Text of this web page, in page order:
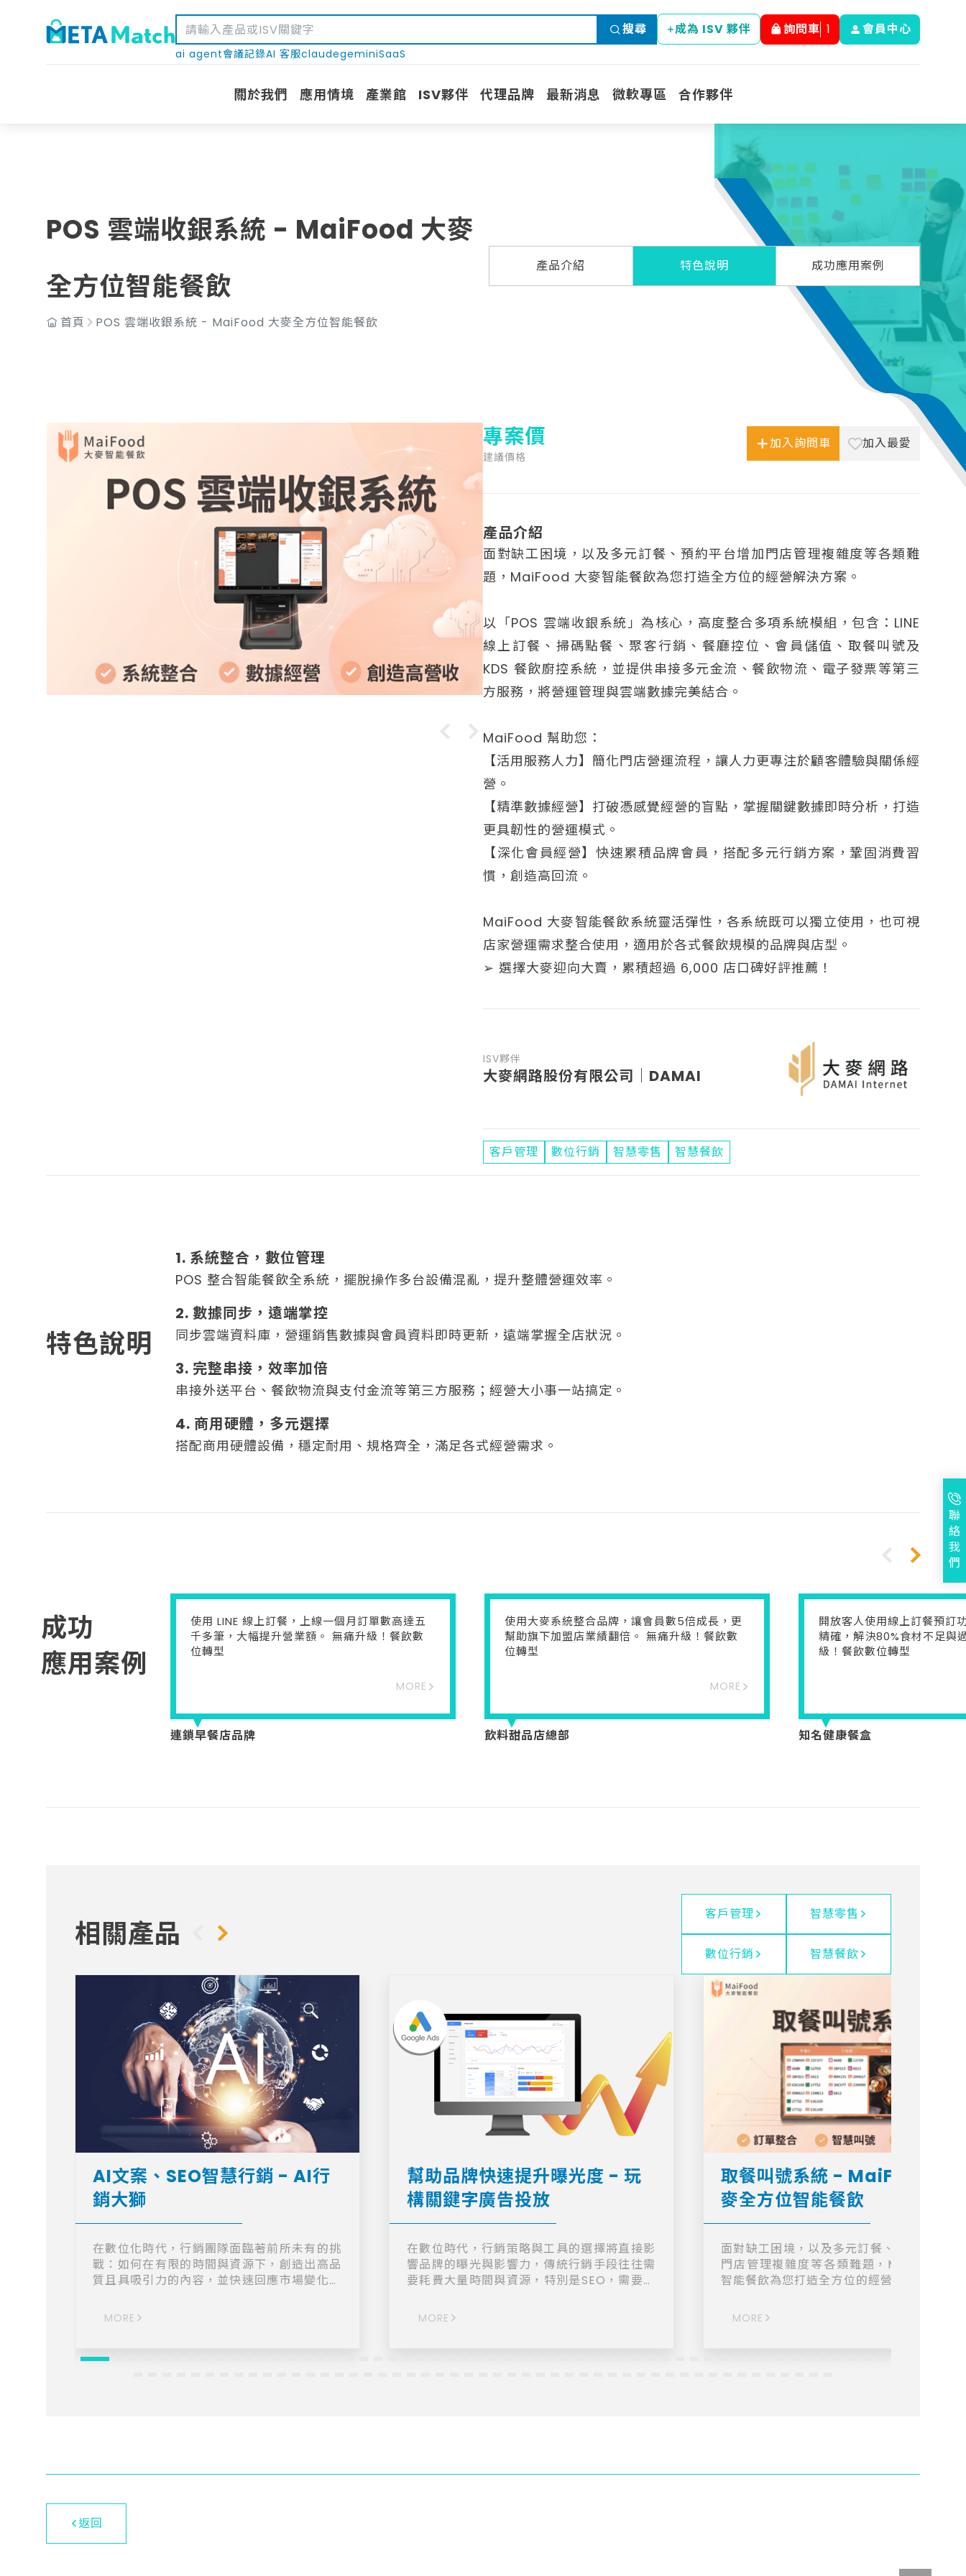
搜尋
ai agent會議記錄AI 客服claudegeminiSaaS
成為 ISV 夥伴 詢問車 1 會員中心
關於我們 應用情境 產業館 ISV夥伴 代理品牌 最新消息 微軟專區 合作夥伴
POS 雲端收銀系統 - MaiFood 大麥
全方位智能餐飲
首頁 POS 雲端收銀系統 - MaiFood 大麥全方位智能餐飲
產品介紹 特色說明 成功應用案例
專案價
建議價格
加入詢問車 加入最愛
產品介紹
面對缺工困境，以及多元訂餐、預約平台增加門店管理複雜度等各類難
題，MaiFood 大麥智能餐飲為您打造全方位的經營解決方案。
以「POS 雲端收銀系統」為核心，高度整合多項系統模組，包含：LINE
線上訂餐、掃碼點餐、聚客行銷、餐廳控位、會員儲值、取餐叫號及
KDS 餐飲廚控系統，並提供串接多元金流、餐飲物流、電子發票等第三
方服務，將營運管理與雲端數據完美結合。
MaiFood 幫助您：
【活用服務人力】簡化門店營運流程，讓人力更專注於顧客體驗與關係經
營。
【精準數據經營】打破憑感覺經營的盲點，掌握關鍵數據即時分析，打造
更具韌性的營運模式。
【深化會員經營】快速累積品牌會員，搭配多元行銷方案，鞏固消費習
慣，創造高回流。
MaiFood 大麥智能餐飲系統靈活彈性，各系統既可以獨立使用，也可視
店家營運需求整合使用，適用於各式餐飲規模的品牌與店型。
➢ 選擇大麥迎向大賣，累積超過 6,000 店口碑好評推薦！
ISV夥伴
大麥網路股份有限公司｜DAMAI
客戶管理 數位行銷 智慧零售 智慧餐飲
特色說明
1. 系統整合，數位管理
POS 整合智能餐飲全系統，擺脫操作多台設備混亂，提升整體營運效率。
2. 數據同步，遠端掌控
同步雲端資料庫，營運銷售數據與會員資料即時更新，遠端掌握全店狀況。
3. 完整串接，效率加倍
串接外送平台、餐飲物流與支付金流等第三方服務；經營大小事一站搞定。
4. 商用硬體，多元選擇
搭配商用硬體設備，穩定耐用、規格齊全，滿足各式經營需求。
成功
應用案例
使用 LINE 線上訂餐，上線一個月訂單數高達五
千多筆，大幅提升營業額。 無痛升級！餐飲數
位轉型
MORE
連鎖早餐店品牌
使用大麥系統整合品牌，讓會員數5倍成長，更
幫助旗下加盟店業績翻倍。 無痛升級！餐飲數
位轉型
MORE
飲料甜品店總部
開放客人使用線上訂餐預訂
精確，解決80%食材不足與
級！餐飲數位轉型
知名健康餐盒
相關產品
客戶管理
數位行銷
智慧零售
智慧餐飲
AI文案、SEO智慧行銷 - AI行
銷大獅
在數位化時代，行銷團隊面臨著前所未有的挑
戰：如何在有限的時間與資源下，創造出高品
質且具吸引力的內容，並快速回應市場變化？
量身打造的智慧行銷方案，它結合了最先進的
與視覺素材，讓品牌在競爭激烈的市場中脫穎
更快推向市場，搶佔先機。 客戶行為分析與策
要。當系統偵測到特定客群對某產品表現出高
度興趣時，會自動生成相應的行銷方案，幫助
團隊精準掌握商機。這種靈活的市場回應能
力，讓企業能夠更快速地調整策略，滿足客戶
MORE
幫助品牌快速提升曝光度 - 玩
構關鍵字廣告投放
在數位時代，行銷策略與工具的選擇將直接影
響品牌的曝光與影響力，傳統行銷手段往往需
要耗費大量時間與資源，特別是SEO，需要長
鍵字廣告」，幫助品牌快速提升曝光度。只需
爭取最佳效益。
MORE
取餐叫號系統 - MaiFood 大
麥全方位智能餐飲
面對缺工困境，以及多元訂餐、預約平台增
門店管理複雜度等各類難題，MaiFood 大
智能餐飲為您打造全方位的經營解決方案。 以
系統模組，包含：LINE 線上訂餐、掃碼點餐
案，鞏固消費習慣，創造高回流。 MaiFood
MORE
返回
聯
絡
我
們